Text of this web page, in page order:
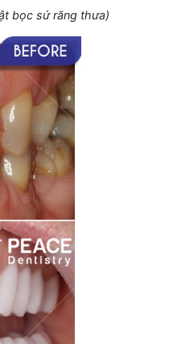
bọc sứ răng thưa)